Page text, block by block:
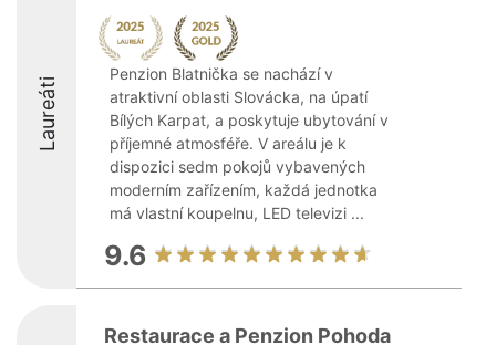
Laureáti
Penzion Blatnička se nachází v
atraktivní oblasti Slovácka, na úpatí
Bílých Karpat, a poskytuje ubytování v
příjemné atmosféře. V areálu je k
dispozici sedm pokojů vybavených
moderním zařízením, každá jednotka
má vlastní koupelnu, LED televizi ...
9.6
Restaurace a Penzion Pohoda